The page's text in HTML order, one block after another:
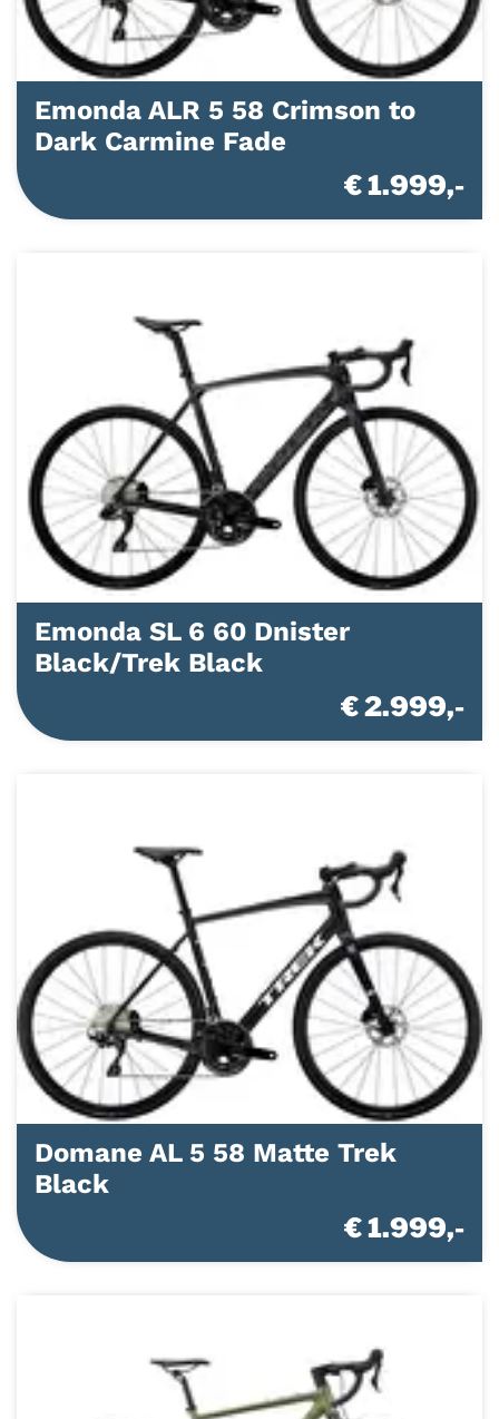
Emonda ALR 5 58 Crimson to
Dark Carmine Fade
€ 1.999,-
Emonda SL 6 60 Dnister
Black/Trek Black
€ 2.999,-
Domane AL 5 58 Matte Trek
Black
€ 1.999,-